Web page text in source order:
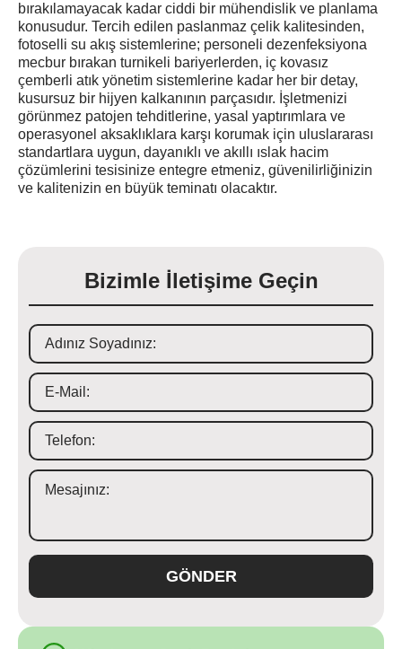
bırakılamayacak kadar ciddi bir mühendislik ve planlama
konusudur. Tercih edilen paslanmaz çelik kalitesinden,
fotoselli su akış sistemlerine; personeli dezenfeksiyona
mecbur bırakan turnikeli bariyerlerden, iç kovasız
çemberli atık yönetim sistemlerine kadar her bir detay,
kusursuz bir hijyen kalkanının parçasıdır. İşletmenizi
görünmez patojen tehditlerine, yasal yaptırımlara ve
operasyonel aksaklıklara karşı korumak için uluslararası
standartlara uygun, dayanıklı ve akıllı ıslak hacim
çözümlerini tesisinize entegre etmeniz, güvenilirliğinizin
ve kalitenizin en büyük teminatı olacaktır.
Bizimle İletişime Geçin
GÖNDER